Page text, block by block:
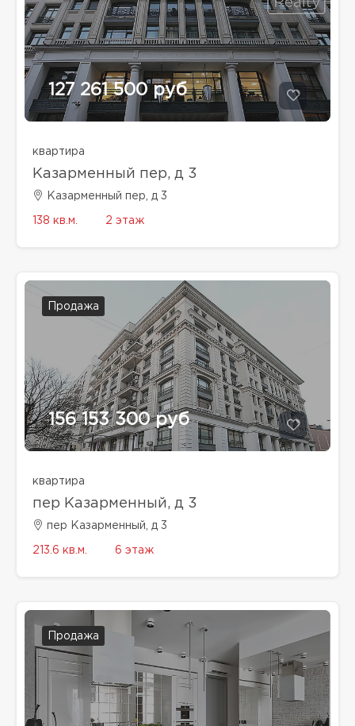
127 261 500 руб
квартира
Казарменный пер, д 3
Казарменный пер, д 3
138 кв.м. 2 этаж
Продажа
156 153 300 руб
квартира
пер Казарменный, д 3
пер Казарменный, д 3
213.6 кв.м. 6 этаж
Продажа